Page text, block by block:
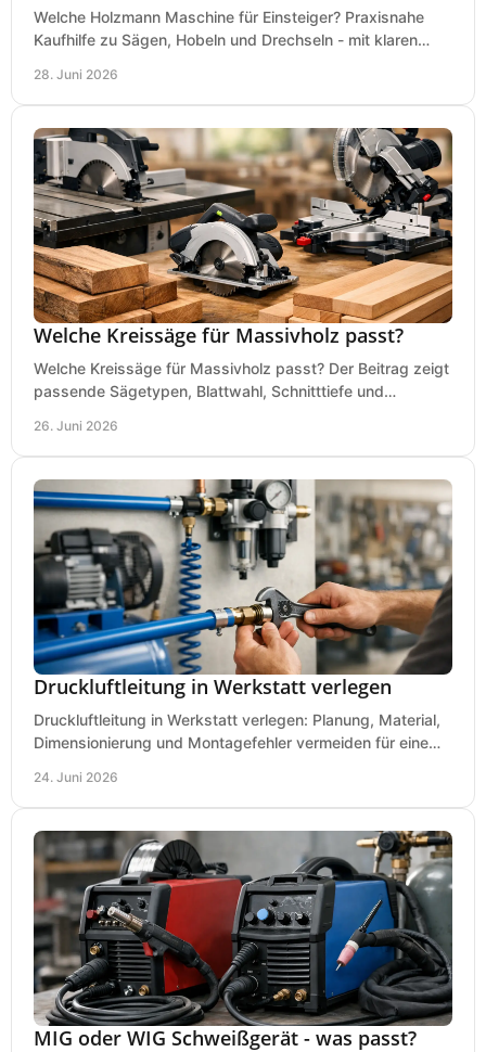
Welche Holzmann Maschine für Einsteiger? Praxisnahe
Kaufhilfe zu Sägen, Hobeln und Drechseln - mit klaren
28. Juni 2026
Welche Kreissäge für Massivholz passt?
Welche Kreissäge für Massivholz passt? Der Beitrag zeigt
passende Sägetypen, Blattwahl, Schnitttiefe und
26. Juni 2026
Druckluftleitung in Werkstatt verlegen
Druckluftleitung in Werkstatt verlegen: Planung, Material,
Dimensionierung und Montagefehler vermeiden für eine
24. Juni 2026
MIG oder WIG Schweißgerät - was passt?